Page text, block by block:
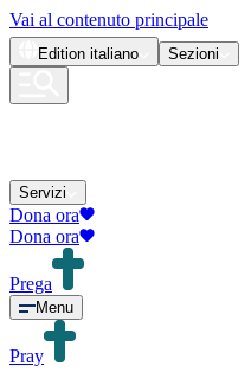
Vai al contenuto principale
Edition italiano Sezioni
Servizi
Dona ora
Dona ora
Prega
Menu
Pray